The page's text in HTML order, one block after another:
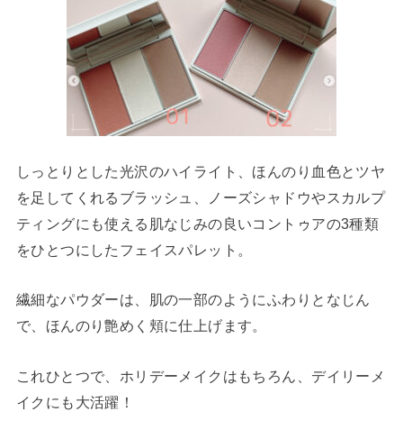
しっとりとした光沢のハイライト、ほんのり血色とツヤ
を足してくれるブラッシュ、ノーズシャドウやスカルプ
ティングにも使える肌なじみの良いコントゥアの3種類
をひとつにしたフェイスパレット。
繊細なパウダーは、肌の一部のようにふわりとなじん
で、ほんのり艶めく頬に仕上げます。
これひとつで、ホリデーメイクはもちろん、デイリーメ
イクにも大活躍！